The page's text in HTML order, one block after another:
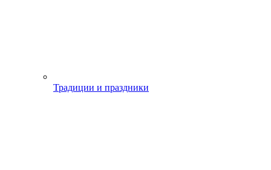
Традиции и праздники